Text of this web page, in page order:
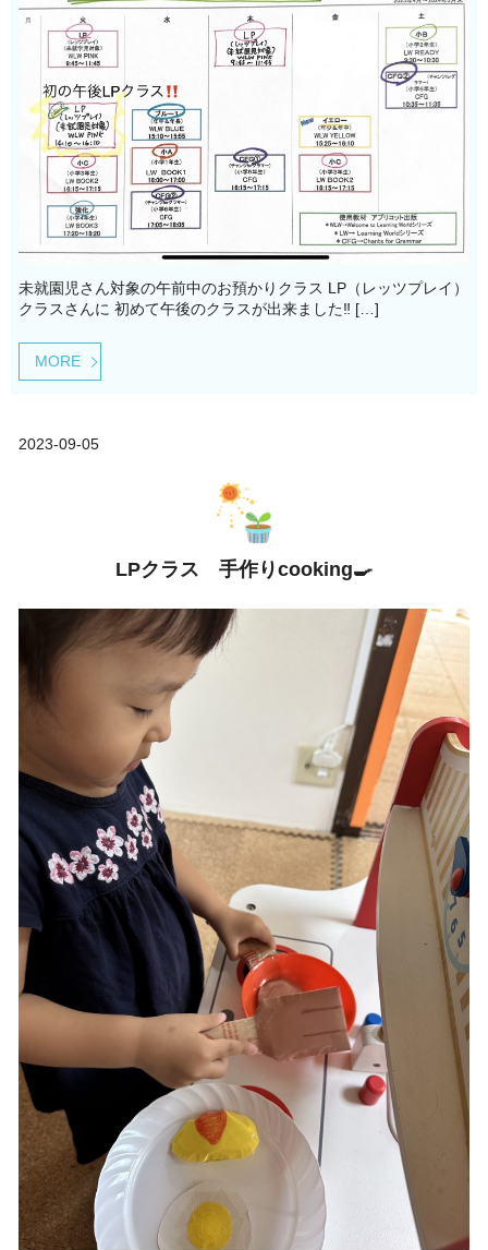
未就園児さん対象の午前中のお預かりクラス LP（レッツプレイ）
クラスさんに 初めて午後のクラスが出来ました‼️ […]
MORE
2023-09-05
LPクラス 手作りcooking🍳